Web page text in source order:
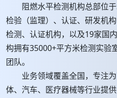
阻燃水平检测机构总部位
检验（监理）、认证、研发机
检测、认证机构，以及19家国
构拥有35000+平方米检测实验
团队。
业务领域覆盖全国，专注
体、汽车、医疗器械等行业提